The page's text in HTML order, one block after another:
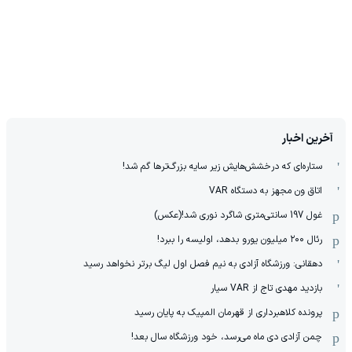
آخرین اخبار
ستاره‌ای که درخشش‌هایش زیر سایه بزرگ‌ترها گم شد!
اتاق ون مجهز به دستگاه VAR
غول 197 سانتی‌متری شاگرد نوری شد!(عکس)
رئال ۲۰۰ میلیون یورو بدهد، اولیسه را ببرد!
دهقانی: ورزشگاه آزادی به نیم فصل اول لیگ برتر نخواهد رسید
بازدید مهدی تاج از VAR سیار
پرونده کلاهبرداری از قهرمان المپیک به پایان رسید
چمن آزادی دی ماه می‌رسد، خود ورزشگاه سال بعد!